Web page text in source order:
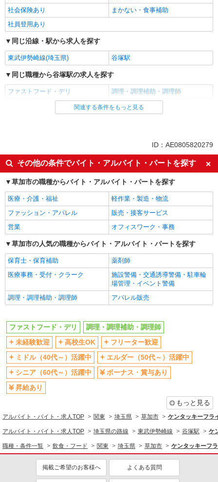
社会保険あり
まかない・食事補助
社員登用あり
同じ沿線・駅から求人を探す
東武伊勢崎線(埼玉県) 谷塚駅
同じ職種から谷塚駅の求人を探す
ファストフード・デリ 調理・調理補助・調理師
同じ雇用形態から谷塚駅の求人を探す
未経験歓迎
高校生OK
フリーター歓迎
ミドル（40代～）活躍中
エルダー（50代～）活躍中
シニア（60代～）活躍中
ボーナス・賞与あり
昇給あり
週1日勤務OK
週2～3日勤務OK
短時間勤務（1日4h以内）OK
上場企業・上場企業のグループ会
扶養内勤務OK
交通費支給
社会保険あり
まかない・食事補助
同じ職種から求人を探す
ファストフード・デリ
調理・調理補助・調理師
同じ特徴から求人を探す
未経験歓迎
高校生OK
ミドル（40代～）活躍中
ボーナス・賞与あり
週1日勤務OK
上場企業・上場企業のグループ会
社
扶養内勤務OK
交通費支給
社会保険あり
まかない・食事補助
社員登用あり
関連する条件をもっと見る
ID：AE0805820279
その他の条件でバイト・アルバイト・パートを探す
草加市の職種からバイト・アルバイト・パートを探す
医療・介護・福祉
軽作業・製造・物流
ファッション・アパレル
販売・接客サービス
営業
オフィスワーク・事務
草加市の人気の職種からバイト・アルバイト・パートを探す
保育士・保育補助
薬剤師
医療事務・受付・クラーク
施設警備・交通誘導警備・駐車輪
場管理・イベント警備
調理・調理補助・調理師
アパレル販売
ファストフード・デリ
調理・調理補助・調理師
未経験歓迎
高校生OK
フリーター歓迎
ミドル（40代～）活躍中
エルダー（50代～）活躍中
シニア（60代～）活躍中
ボーナス・賞与あり
昇給あり
もっと見る
アルバイト・バイト・求人TOP 関東 埼玉県 草加市 ケンタッキーフラ
アルバイト・バイト・求人TOP 埼玉県の路線 東武伊勢崎線 谷塚駅 ケ
職種・条件一覧 飲食・フード 関東 埼玉県 草加市 ケンタッキーフ
掲載ご希望のお客様へ よくある質問